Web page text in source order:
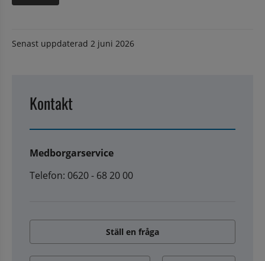
Senast uppdaterad 2 juni 2026
Kontakt
Medborgarservice
Telefon: 0620 - 68 20 00
Ställ en fråga